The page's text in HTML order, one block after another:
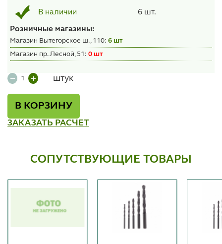
В наличии 6 шт.
Розничные магазины:
Магазин Вытегорское ш., 110: 6 шт
Магазин пр. Лесной, 51: 0 шт
штук
В КОРЗИНУ
ЗАКАЗАТЬ РАСЧЕТ
СОПУТСТВУЮЩИЕ ТОВАРЫ